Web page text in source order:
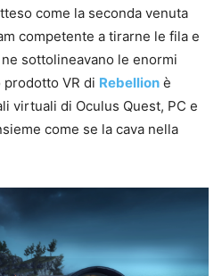
come la seconda venuta
competente a tirarne le fila e
sottolineavano le enormi
VR di Rebellion è
virtuali di Oculus Quest, PC e
come se la cava nella